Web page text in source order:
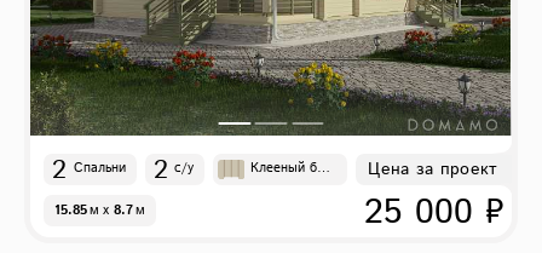
2 Спальни 2 с/у
Клееный бру
15.85м x 8.7м
Цена за проект
25 000 ₽